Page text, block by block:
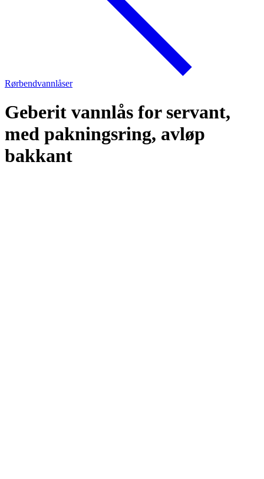
Rørbendvannlåser
Geberit vannlås for servant,
med pakningsring, avløp
bakkant